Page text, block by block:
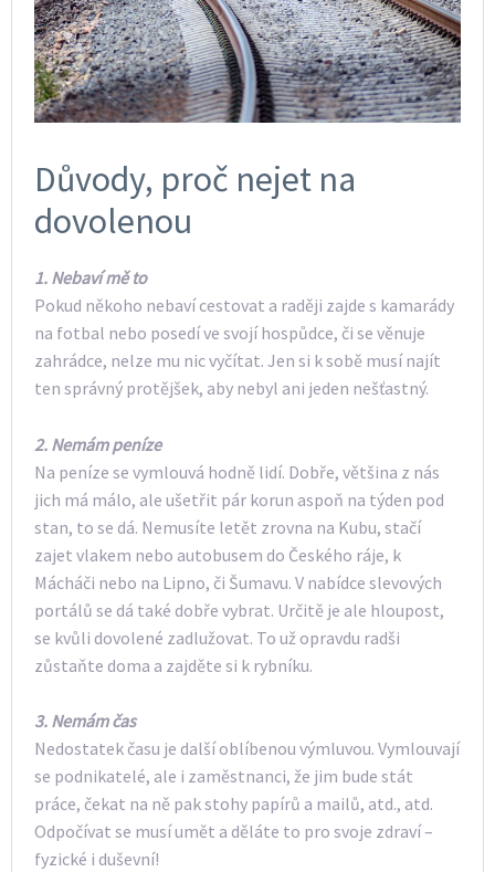
Důvody, proč nejet na
dovolenou
1. Nebaví mě to
Pokud někoho nebaví cestovat a raději zajde s kamarády
na fotbal nebo posedí ve svojí hospůdce, či se věnuje
zahrádce, nelze mu nic vyčítat. Jen si k sobě musí najít
ten správný protějšek, aby nebyl ani jeden nešťastný.
2. Nemám peníze
Na peníze se vymlouvá hodně lidí. Dobře, většina z nás
jich má málo, ale ušetřit pár korun aspoň na týden pod
stan, to se dá. Nemusíte letět zrovna na Kubu, stačí
zajet vlakem nebo autobusem do Českého ráje, k
Mácháči nebo na Lipno, či Šumavu. V nabídce slevových
portálů se dá také dobře vybrat. Určitě je ale hloupost,
se kvůli dovolené zadlužovat. To už opravdu radši
zůstaňte doma a zajděte si k rybníku.
3. Nemám čas
Nedostatek času je další oblíbenou výmluvou. Vymlouvají
se podnikatelé, ale i zaměstnanci, že jim bude stát
práce, čekat na ně pak stohy papírů a mailů, atd., atd.
Odpočívat se musí umět a děláte to pro svoje zdraví –
fyzické i duševní!